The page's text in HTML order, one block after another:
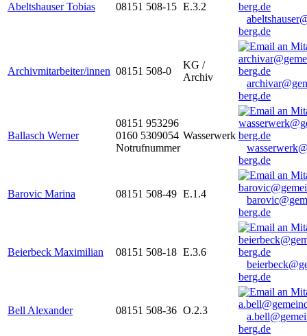
Abeltshauser Tobias 08151 508-15 E.3.2
berg.de
Archivmitarbeiter/innen 08151 508-0
KG /
Archiv
berg.de
Ballasch Werner
08151 953296
0160 5309054
Notrufnummer
Wasserwerk
berg.de
Barovic Marina 08151 508-49 E.1.4
berg.de
Beierbeck Maximilian 08151 508-18 E.3.6
berg.de
Bell Alexander 08151 508-36 O.2.3
berg.de